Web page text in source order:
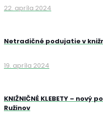
22. apríla 2024
Netradičné podujatie v
19. apríla 2024
KNIŽNIČNÉ KLEBETY – nový
Ružinov